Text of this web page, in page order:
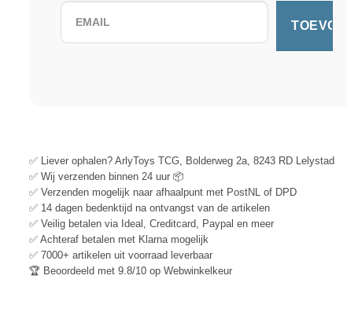
✅ Liever ophalen? ArlyToys TCG, Bolderweg 2a, 8243 RD Lelystad
✅ Wij verzenden binnen 24 uur 📦
✅ Verzenden mogelijk naar afhaalpunt met PostNL of DPD
✅ 14 dagen bedenktijd na ontvangst van de artikelen
✅ Veilig betalen via Ideal, Creditcard, Paypal en meer
✅ Achteraf betalen met Klarna mogelijk
✅ 7000+ artikelen uit voorraad leverbaar
🏆 Beoordeeld met 9.8/10 op Webwinkelkeur